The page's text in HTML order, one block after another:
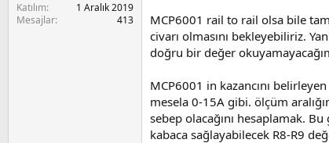
Katılım
1 Aralık 2019
Mesajlar
413
MCP6001 rail to rail olsa bile
civarı olmasını bekleyebiliriz.
doğru bir değer
MCP6001 in kazancını
mesela 0-15A gibi. ölçüm
sebep olacağını hesaplamak.
kabaca sağlayabilecek R8-R9